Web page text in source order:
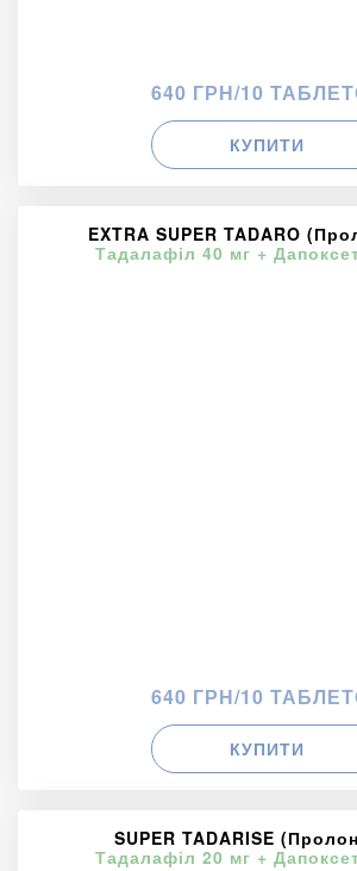
640 ГРН/10
КУПИТИ
EXTRA SUPER TADARO
Тадалафіл 40 мг +
640 ГРН/10
КУПИТИ
SUPER TADARISE
Тадалафіл 20 мг +